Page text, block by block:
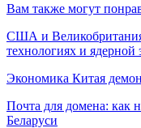
Вам также могут
США и Великобритания
технологиях и ядерной
Экономика Китая
Почта для домена: как
Беларуси